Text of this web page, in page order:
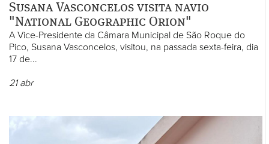
Susana Vasconcelos visita navio
"National Geographic Orion"
A Vice-Presidente da Câmara Municipal de São Roque do
Pico, Susana Vasconcelos, visitou, na passada sexta-feira, dia
17 de...
21 abr